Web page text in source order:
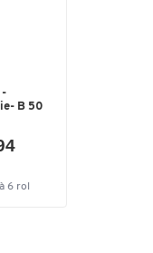
-
B 50
6 rol